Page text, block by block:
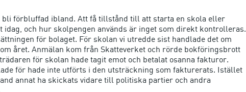
bli förbluffad ibland. Att få tillstånd till att starta en skola eller
idag, och hur skolpengen används är inget som direkt kontrolleras.
för bolaget. För skolan vi utredde sist handlade det om
året. Anmälan kom från Skatteverket och rörde bokföringsbrott
för skolan hade tagit emot och betalat osanna fakturor.
för hade inte utförts i den utsträckning som fakturerats. Istället
annat ha skickats vidare till politiska partier och andra